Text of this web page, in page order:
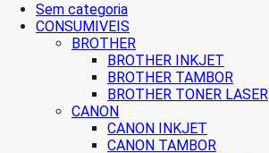
Sem categoria
CONSUMIVEIS
BROTHER
BROTHER INKJET
BROTHER TAMBOR
BROTHER TONER LASER
CANON
CANON INKJET
CANON TAMBOR